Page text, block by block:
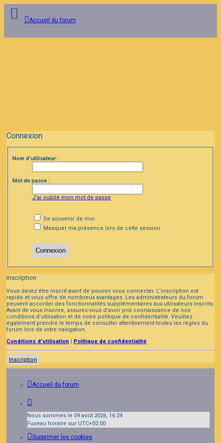
Accueil du forum
Connexion
Nom d’utilisateur :
Mot de passe :
J’ai oublié mon mot de passe
Se souvenir de moi
Masquer ma présence lors de cette session
Inscription
Vous devez être inscrit avant de pouvoir vous connecter. L’inscription est
rapide et vous offre de nombreux avantages. Les administrateurs du forum
peuvent accorder des fonctionnalités supplémentaires aux utilisateurs inscrits.
Avant de vous inscrire, assurez-vous d’avoir pris connaissance de nos
conditions d’utilisation et de notre politique de confidentialité. Veuillez
également prendre le temps de consulter attentivement toutes les règles du
forum lors de votre navigation.
Conditions d’utilisation | Politique de confidentialité
Inscription
Accueil du forum
Nous sommes le 09 août 2026, 16:24
Fuseau horaire sur UTC+02:00
Supprimer les cookies